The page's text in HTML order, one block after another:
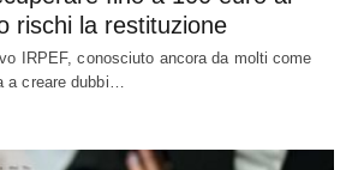
rischi la restituzione
IRPEF, conosciuto ancora da molti come
a creare dubbi…